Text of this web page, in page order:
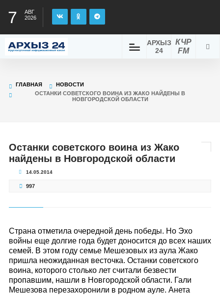
7
АВГ
2026
КЧР
FM
АРХЫЗ
24
ГЛАВНАЯ
НОВОСТИ
ОСТАНКИ СОВЕТСКОГО ВОИНА ИЗ ЖАКО НАЙДЕНЫ В
НОВГОРОДСКОЙ ОБЛАСТИ
Останки советского воина из Жако
найдены в Новгородской области
14.05.2014
997
Страна отметила очередной день победы. Но Эхо
войны еще долгие года будет доносится до всех наших
семей. В этом году семье Мешезовых из аула Жако
пришла неожиданная весточка. Останки советского
воина, которого столько лет считали безвести
пропавшим, нашли в Новгородской области. Гали
Мешезова перезахоронили в родном ауле. Анета